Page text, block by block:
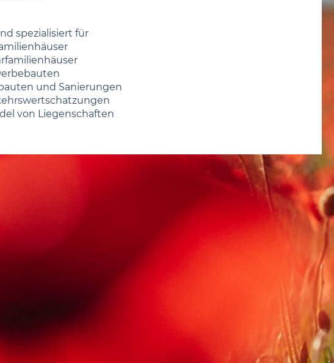
spezialisiert für
und Sanierungen
von Liegenschaften